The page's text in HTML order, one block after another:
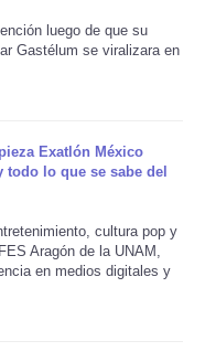
luego de que su
Gastélum se viralizara en
Exatlón México
todo lo que se sabe del
cultura pop y
Aragón de la UNAM,
en medios digitales y